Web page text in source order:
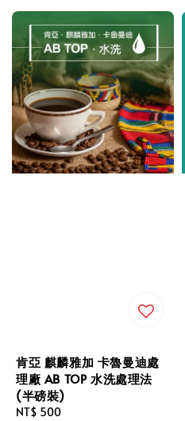
肯亞 麒麟雅加 卡魯曼迪處
理廠 AB TOP 水洗處理法
(半磅裝)
Regular
NT$ 500